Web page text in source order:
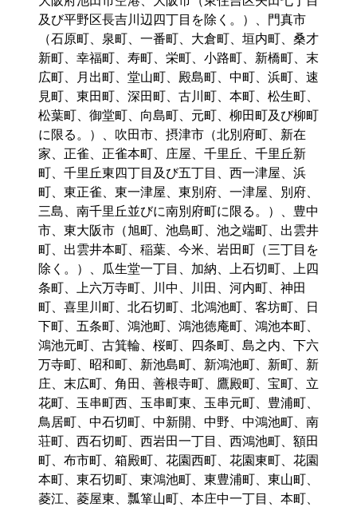
及び平野区長吉川辺四丁目を除く。）、門真市
（石原町、泉町、一番町、大倉町、垣内町、桑才
新町、幸福町、寿町、栄町、小路町、新橋町、末
広町、月出町、堂山町、殿島町、中町、浜町、速
見町、東田町、深田町、古川町、本町、松生町、
松葉町、御堂町、向島町、元町、柳田町及び柳町
に限る。）、吹田市、摂津市（北別府町、新在
家、正雀、正雀本町、庄屋、千里丘、千里丘新
町、千里丘東四丁目及び五丁目、西一津屋、浜
町、東正雀、東一津屋、東別府、一津屋、別府、
三島、南千里丘並びに南別府町に限る。）、豊中
市、東大阪市（旭町、池島町、池之端町、出雲井
町、出雲井本町、稲葉、今米、岩田町（三丁目を
除く。）、瓜生堂一丁目、加納、上石切町、上四
条町、上六万寺町、川中、川田、河内町、神田
町、喜里川町、北石切町、北鴻池町、客坊町、日
下町、五条町、鴻池町、鴻池徳庵町、鴻池本町、
鴻池元町、古箕輪、桜町、四条町、島之内、下六
万寺町、昭和町、新池島町、新鴻池町、新町、新
庄、末広町、角田、善根寺町、鷹殿町、宝町、立
花町、玉串町西、玉串町東、玉串元町、豊浦町、
鳥居町、中石切町、中新開、中野、中鴻池町、南
荘町、西石切町、西岩田一丁目、西鴻池町、額田
町、布市町、箱殿町、花園西町、花園東町、花園
本町、東石切町、東鴻池町、東豊浦町、東山町、
菱江、菱屋東、瓢箪山町、本庄中一丁目、本町、